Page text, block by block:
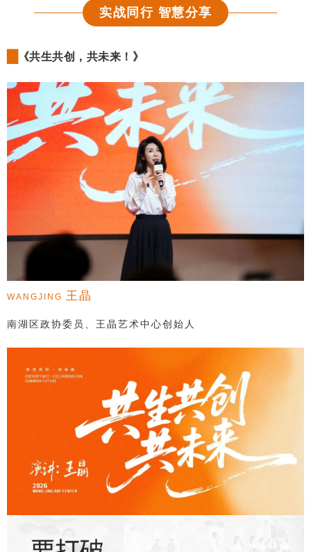
实战同行 智慧分享
《共生共创，共未来！ 》
WANGJING 王晶
南湖区政协委员、王晶艺术中心创始人